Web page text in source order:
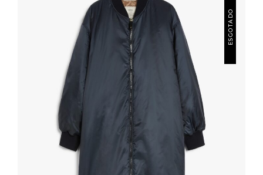
ESGOTADO